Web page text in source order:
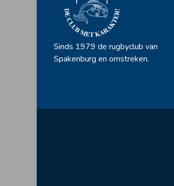
Sinds 1979 de rugbyclub van
Spakenburg en omstreken.